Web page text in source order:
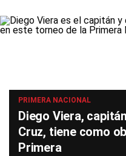
PRIMERA NACIONAL
Diego Viera,
Cruz, tiene como
Primera